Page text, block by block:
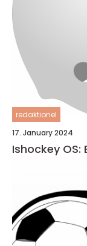
redaktionel
17. January 2024
Ishockey OS: